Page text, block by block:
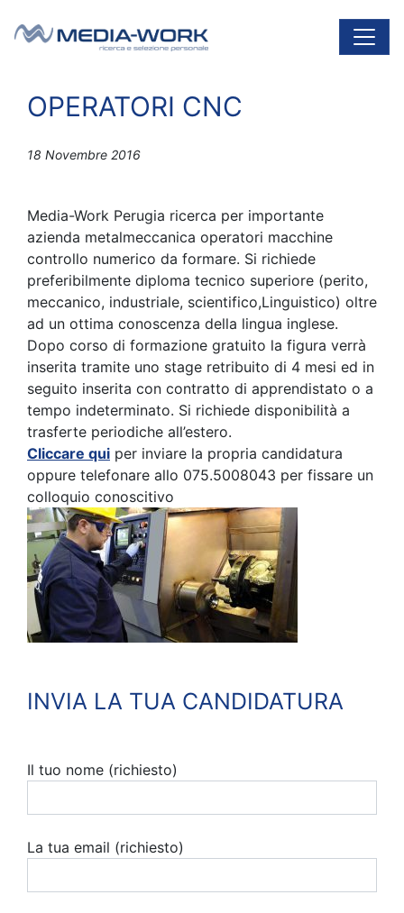
Navigazione principale
OPERATORI CNC
18 Novembre 2016
Media-Work Perugia ricerca per importante
azienda metalmeccanica operatori macchine
controllo numerico da formare. Si richiede
preferibilmente diploma tecnico superiore (perito,
meccanico, industriale, scientifico,Linguistico) oltre
ad un ottima conoscenza della lingua inglese.
Dopo corso di formazione gratuito la figura verrà
inserita tramite uno stage retribuito di 4 mesi ed in
seguito inserita con contratto di apprendistato o a
tempo indeterminato. Si richiede disponibilità a
trasferte periodiche all’estero.
Cliccare qui per inviare la propria candidatura
oppure telefonare allo 075.5008043 per fissare un
colloquio conoscitivo
INVIA LA TUA CANDIDATURA
Il tuo nome (richiesto)
La tua email (richiesto)